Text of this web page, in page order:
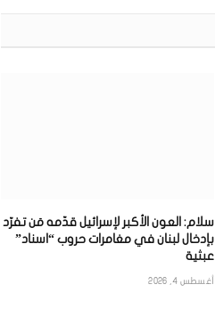
سلام: العون الأكبر لإسرائيل قدّمه مَن تفرّد
بإدخال لبنان في مغامرات حروب “اسناد”
عبثية
أغسطس 4, 2026